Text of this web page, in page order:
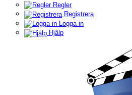
Regler
Registrera
Logga in
Hjälp